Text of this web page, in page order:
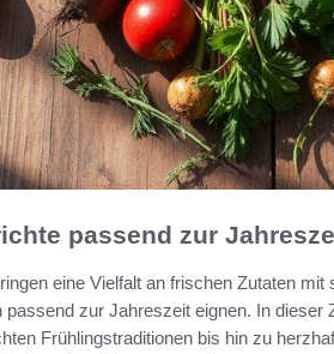
passend zur
eine Vielfalt an frischen Zutaten
passend zur Jahreszeit eignen. In dieser
Frühlingstraditionen bis hin zu